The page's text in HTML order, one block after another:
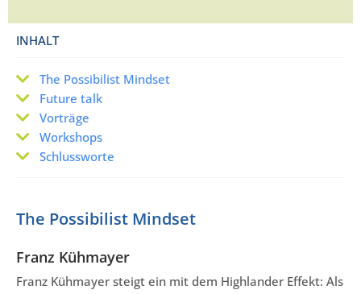
INHALT
The Possibilist Mindset
Future talk
Vorträge
Workshops
Schlussworte
The Possibilist Mindset
Franz Kühmayer
Franz Kühmayer steigt ein mit dem Highlander Effekt: Als